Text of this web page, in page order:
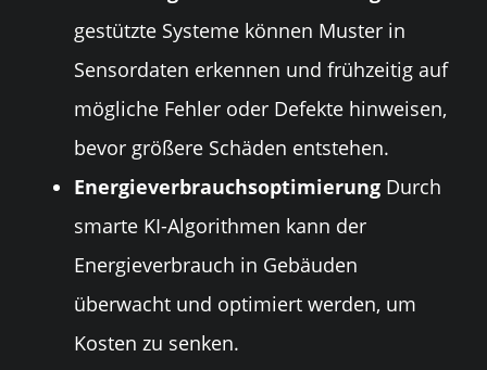
gestützte Systeme können Muster in
Sensordaten erkennen und frühzeitig auf
mögliche Fehler oder Defekte hinweisen,
bevor größere Schäden entstehen.
Energieverbrauchsoptimierung Durch
smarte KI-Algorithmen kann der
Energieverbrauch in Gebäuden
überwacht und optimiert werden, um
Kosten zu senken.